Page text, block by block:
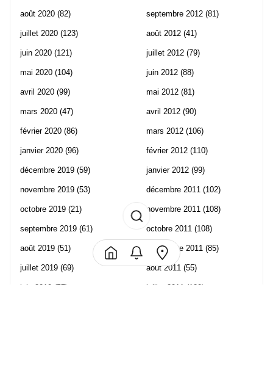
août 2020 (82)
juillet 2020 (123)
juin 2020 (121)
mai 2020 (104)
avril 2020 (99)
mars 2020 (47)
février 2020 (86)
janvier 2020 (96)
décembre 2019 (59)
novembre 2019 (53)
octobre 2019 (21)
septembre 2019 (61)
août 2019 (51)
juillet 2019 (69)
juin 2019 (57)
septembre 2012 (81)
août 2012 (41)
juillet 2012 (79)
juin 2012 (88)
mai 2012 (81)
avril 2012 (90)
mars 2012 (106)
février 2012 (110)
janvier 2012 (99)
décembre 2011 (102)
novembre 2011 (108)
octobre 2011 (108)
septembre 2011 (85)
août 2011 (55)
juillet 2011 (120)